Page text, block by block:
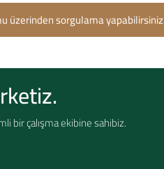
üzerinden sorgulama yapabilirsiniz
bir çalışma ekibine sahibiz.